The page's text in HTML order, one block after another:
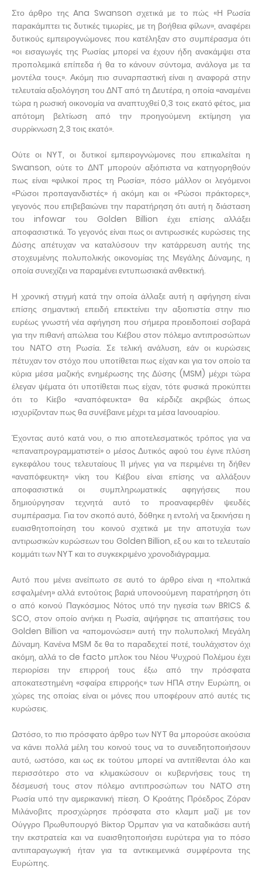
Στο άρθρο της Ana Swanson σχετικά με το πώς «Η Ρωσία
παρακάμπτει τις δυτικές τιμωρίες, με τη βοήθεια φίλων», αναφέρει
δυτικούς εμπειρογνώμονες που κατέληξαν στο συμπέρασμα ότι
«οι εισαγωγές της Ρωσίας μπορεί να έχουν ήδη ανακάμψει στα
προπολεμικά επίπεδα ή θα το κάνουν σύντομα, ανάλογα με τα
μοντέλα τους». Ακόμη πιο συναρπαστική είναι η αναφορά στην
τελευταία αξιολόγηση του ΔΝΤ από τη Δευτέρα, η οποία «αναμένει
τώρα η ρωσική οικονομία να αναπτυχθεί 0,3 τοις εκατό φέτος, μια
απότομη βελτίωση από την προηγούμενη εκτίμηση για
συρρίκνωση 2,3 τοις εκατό».
Ούτε οι NYT, οι δυτικοί εμπειρογνώμονες που επικαλείται η
Swanson, ούτε το ΔΝΤ μπορούν αξιόπιστα να κατηγορηθούν
πως είναι «φιλικοί προς τη Ρωσία», πόσο μάλλον οι λεγόμενοι
«Ρώσοι προπαγανδιστές» ή ακόμη και οι «Ρώσοι πράκτορες»,
γεγονός που επιβεβαιώνει την παρατήρηση ότι αυτή η διάσταση
του infowar του Golden Billion έχει επίσης αλλάξει
αποφασιστικά. Το γεγονός είναι πως οι αντιρωσικές κυρώσεις της
Δύσης απέτυχαν να καταλύσουν την κατάρρευση αυτής της
στοχευμένης πολυπολικής οικονομίας της Μεγάλης Δύναμης, η
οποία συνεχίζει να παραμένει εντυπωσιακά ανθεκτική.
Η χρονική στιγμή κατά την οποία άλλαξε αυτή η αφήγηση είναι
επίσης σημαντική επειδή επεκτείνει την αξιοπιστία στην πιο
ευρέως γνωστή νέα αφήγηση που σήμερα προειδοποιεί σοβαρά
για την πιθανή απώλεια του Κιέβου στον πόλεμο αντιπροσώπων
του ΝΑΤΟ στη Ρωσία. Σε τελική ανάλυση, εάν οι κυρώσεις
πέτυχαν τον στόχο που υποτίθεται πως είχαν και για τον οποίο τα
κύρια μέσα μαζικής ενημέρωσης της Δύσης (MSM) μέχρι τώρα
έλεγαν ψέματα ότι υποτίθεται πως είχαν, τότε φυσικά προκύπτει
ότι το Κίεβο «αναπόφευκτα» θα κέρδιζε ακριβώς όπως
ισχυρίζονταν πως θα συνέβαινε μέχρι τα μέσα Ιανουαρίου.
Έχοντας αυτό κατά νου, ο πιο αποτελεσματικός τρόπος για να
«επαναπρογραμματιστεί» ο μέσος Δυτικός αφού του έγινε πλύση
εγκεφάλου τους τελευταίους 11 μήνες για να περιμένει τη δήθεν
«αναπόφευκτη» νίκη του Κιέβου είναι επίσης να αλλάξουν
αποφασιστικά οι συμπληρωματικές αφηγήσεις που
δημιούργησαν τεχνητά αυτό το προαναφερθέν ψευδές
συμπέρασμα. Για τον σκοπό αυτό, δόθηκε η εντολή να ξεκινήσει η
ευαισθητοποίηση του κοινού σχετικά με την αποτυχία των
αντιρωσικών κυρώσεων του Golden Billion, εξ ου και το τελευταίο
κομμάτι των NYT και το συγκεκριμένο χρονοδιάγραμμα.
Αυτό που μένει ανείπωτο σε αυτό το άρθρο είναι η «πολιτικά
εσφαλμένη» αλλά εντούτοις βαριά υπονοούμενη παρατήρηση ότι
ο από κοινού Παγκόσμιος Νότος υπό την ηγεσία των BRICS &
SCO, στον οποίο ανήκει η Ρωσία, αψήφησε τις απαιτήσεις του
Golden Billion να «απομονώσει» αυτή την πολυπολική Μεγάλη
Δύναμη. Κανένα MSM δε θα το παραδεχτεί ποτέ, τουλάχιστον όχι
ακόμη, αλλά το de facto μπλοκ του Νέου Ψυχρού Πολέμου έχει
περιορίσει την επιρροή τους έξω από την πρόσφατα
αποκατεστημένη «σφαίρα επιρροής» των ΗΠΑ στην Ευρώπη, οι
χώρες της οποίας είναι οι μόνες που υποφέρουν από αυτές τις
κυρώσεις.
Ωστόσο, το πιο πρόσφατο άρθρο των NYT θα μπορούσε ακούσια
να κάνει πολλά μέλη του κοινού τους να το συνειδητοποιήσουν
αυτό, ωστόσο, και ως εκ τούτου μπορεί να αντιτίθενται όλο και
περισσότερο στο να κλιμακώσουν οι κυβερνήσεις τους τη
δέσμευσή τους στον πόλεμο αντιπροσώπων του ΝΑΤΟ στη
Ρωσία υπό την αμερικανική πίεση. Ο Κροάτης Πρόεδρος Ζόραν
Μιλάνοβιτς προσχώρησε πρόσφατα στο κλαμπ μαζί με τον
Ούγγρο Πρωθυπουργό Βίκτορ Όρμπαν για να καταδικάσει αυτή
την εκστρατεία και να ευαισθητοποιήσει ευρύτερα για το πόσο
αντιπαραγωγική ήταν για τα αντικειμενικά συμφέροντα της
Ευρώπης.